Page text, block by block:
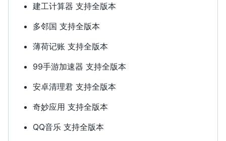
建工计算器 支持全版本
多邻国 支持全版本
薄荷记账 支持全版本
99手游加速器 支持全版本
安卓清理君 支持全版本
奇妙应用 支持全版本
QQ音乐 支持全版本